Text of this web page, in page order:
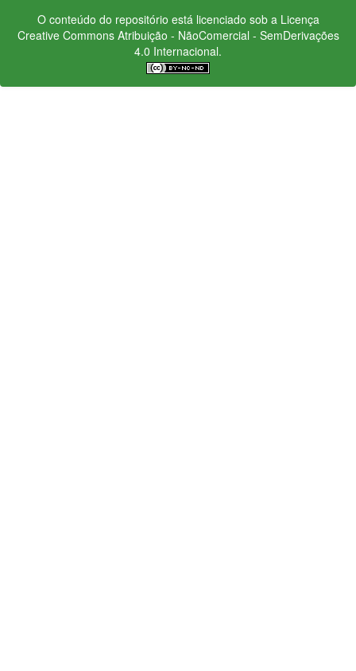
O conteúdo do repositório está licenciado sob a Licença
Creative CommonsAtribuição - NãoComercial - SemDerivações
4.0 Internacional.